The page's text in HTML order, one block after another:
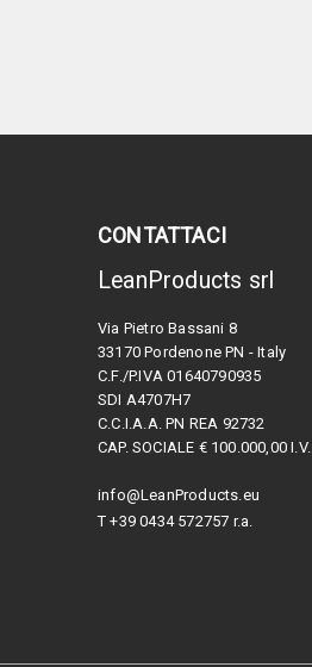
CONTATTACI
LeanProducts srl
Via Pietro Bassani 8
33170 Pordenone PN - Italy
C.F./P.IVA 01640790935
SDI A4707H7
C.C.I.A.A. PN REA 92732
CAP. SOCIALE € 100.000,00 I.V.
info@LeanProducts.eu
T +39 0434 572757 r.a.